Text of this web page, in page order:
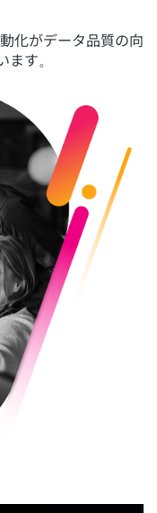
化がデータ品質の向
す。